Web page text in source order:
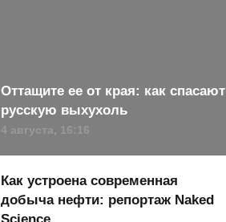
Оттащите ее от края: как спасают
русскую выхухоль
4 августа, 16:16
Как устроена современная
добыча нефти: репортаж Naked